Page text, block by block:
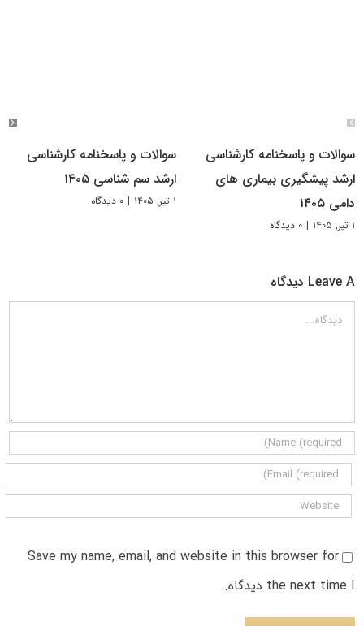
سوالات و پاسخنامه کارشناسی
ارشد پیشگیری بیماری های
دامی ۱۴۰۵
۱ تیر, ۱۴۰۵ | ۰ دیدگاه
سوالات و پاسخنامه کارشناسی
ارشد سم شناسی ۱۴۰۵
۱ تیر, ۱۴۰۵ | ۰ دیدگاه
Leave A دیدگاه
دیدگاه
Save my name, email, and website in this browser for
the next time I دیدگاه.